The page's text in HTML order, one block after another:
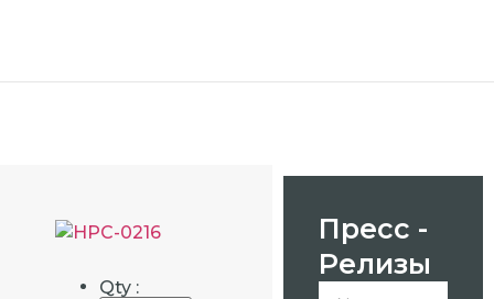
Qty :
Пресс -
Релизы